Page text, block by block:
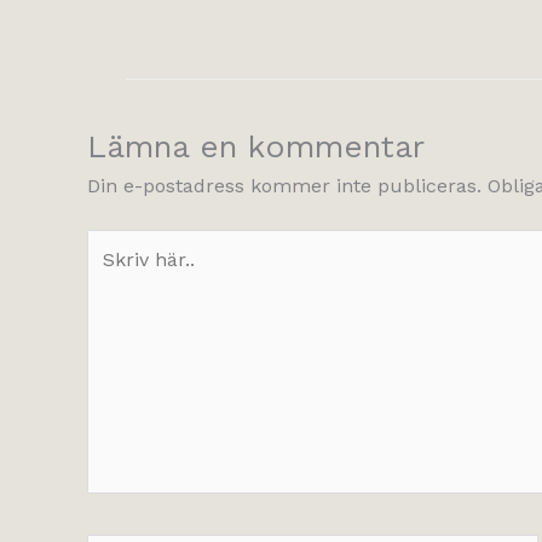
Lämna en kommentar
Din e-postadress kommer inte publiceras.
här..